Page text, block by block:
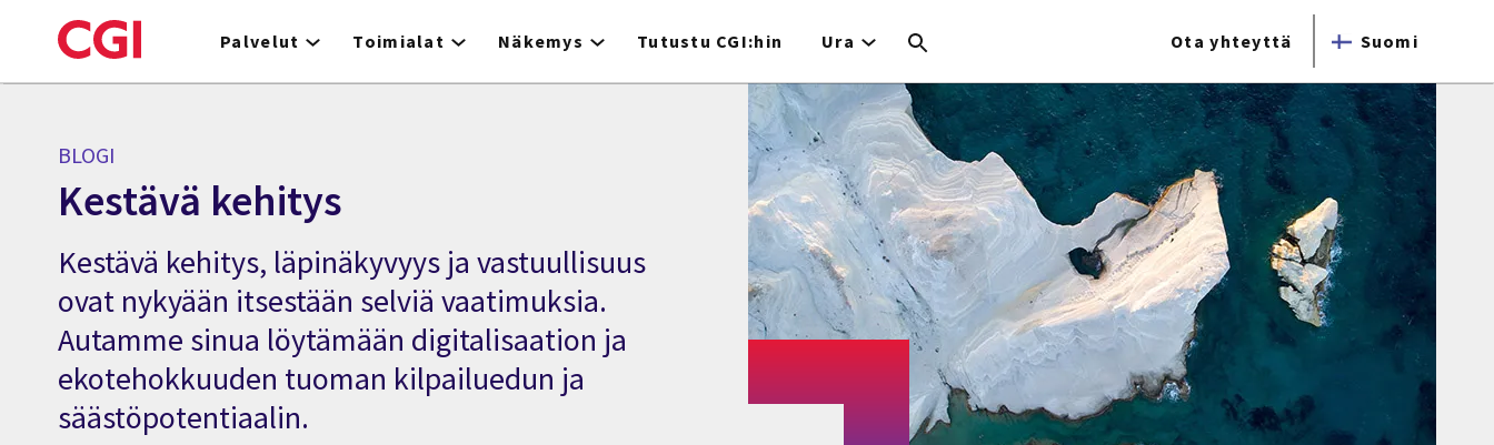
to
Palvelut Toimialat Näkemys Tutustu CGI:hin Ura Ota yhteyttä Suomi
BLOGI
Kestävä kehitys
Kestävä kehitys, läpinäkyvyys ja vastuullisuus
ovat nykyään itsestään selviä vaatimuksia.
Autamme sinua löytämään digitalisaation ja
ekotehokkuuden tuoman kilpailuedun ja
säästöpotentiaalin.